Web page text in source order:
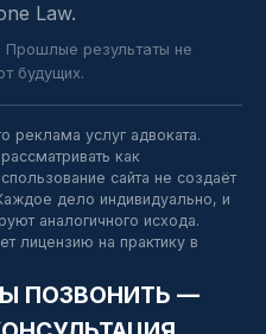
Law.
Прошлые результаты не
будущих.
реклама услуг адвоката.
как
сайта не создаёт
дело индивидуально, и
аналогичного исхода.
лицензию на практику в
ПОЗВОНИТЬ —